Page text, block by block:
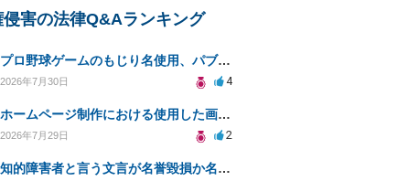
侵害の法律Q&Aランキング
プロ野球ゲームのもじり名使用、パブリシティ権の影響は？
2026年7月30日 4
ホームページ制作における使用した画像や文章の著作権について
2026年7月29日 2
知的障害者と言う文言が名誉毀損か名誉感情の侵害になるか教えてほしい。